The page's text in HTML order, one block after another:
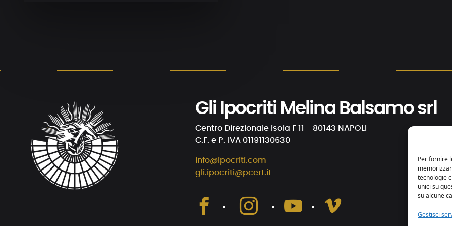
Per fornire
tecnologie
unici su
su alcune
Gestisci
Gli Ipocriti Melina Balsamo srl
Centro Direzionale isola F 11 - 80143 NAPOLI
C.F. e P. IVA 01191130630
info@ipocriti.com
gli.ipocriti@pcert.it
⋅ ⋅ ⋅